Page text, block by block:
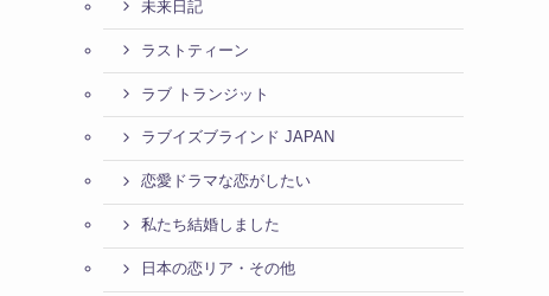
未来日記
ラストティーン
ラブ トランジット
ラブイズブラインド JAPAN
恋愛ドラマな恋がしたい
私たち結婚しました
日本の恋リア・その他